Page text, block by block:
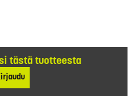
tästä tuotteesta